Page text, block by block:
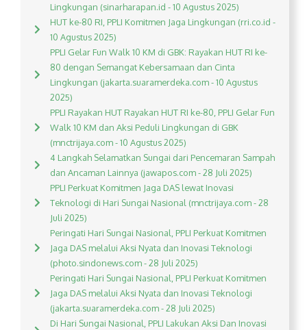
Lingkungan (sinarharapan.id - 10 Agustus 2025)
HUT ke-80 RI, PPLI Komitmen Jaga Lingkungan (rri.co.id -
10 Agustus 2025)
PPLI Gelar Fun Walk 10 KM di GBK: Rayakan HUT RI ke-
80 dengan Semangat Kebersamaan dan Cinta
Lingkungan (jakarta.suaramerdeka.com - 10 Agustus
2025)
PPLI Rayakan HUT Rayakan HUT RI ke-80, PPLI Gelar Fun
Walk 10 KM dan Aksi Peduli Lingkungan di GBK
(mnctrijaya.com - 10 Agustus 2025)
4 Langkah Selamatkan Sungai dari Pencemaran Sampah
dan Ancaman Lainnya (jawapos.com - 28 Juli 2025)
PPLI Perkuat Komitmen Jaga DAS lewat Inovasi
Teknologi di Hari Sungai Nasional (mnctrijaya.com - 28
Juli 2025)
Peringati Hari Sungai Nasional, PPLI Perkuat Komitmen
Jaga DAS melalui Aksi Nyata dan Inovasi Teknologi
(photo.sindonews.com - 28 Juli 2025)
Peringati Hari Sungai Nasional, PPLI Perkuat Komitmen
Jaga DAS melalui Aksi Nyata dan Inovasi Teknologi
(jakarta.suaramerdeka.com - 28 Juli 2025)
Di Hari Sungai Nasional, PPLI Lakukan Aksi Dan Inovasi